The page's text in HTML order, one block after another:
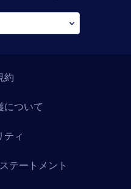
約
について
ティ
テートメント